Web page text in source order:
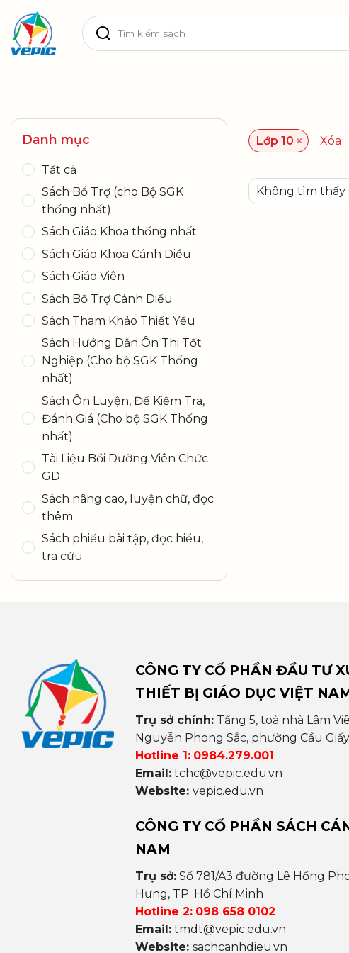
content
Tìm
kiếm:
Danh mục
Tất cả
Sách Bổ Trợ (cho Bộ SGK
thống nhất)
Sách Giáo Khoa thống nhất
Sách Giáo Khoa Cánh Diều
Sách Giáo Viên
Sách Bổ Trợ Cánh Diều
Sách Tham Khảo Thiết Yếu
Sách Hướng Dẫn Ôn Thi Tốt
Nghiệp (Cho bộ SGK Thống
nhất)
Sách Ôn Luyện, Đề Kiểm Tra,
Đánh Giá (Cho bộ SGK Thống
nhất)
Tài Liệu Bồi Dưỡng Viên Chức
GD
Sách nâng cao, luyện chữ, đọc
thêm
Sách phiếu bài tập, đọc hiểu,
tra cứu
Lớp 10 × Xóa
Không tìm thấy
CÔNG TY CỔ PHẦN ĐẦU TƯ
THIẾT BỊ GIÁO DỤC VIỆT
Trụ sở chính:Tầng 5, toà nhà Lâm
Nguyễn Phong Sắc, phường Cầu
Hotline 1: 0984.279.001
Email: tchc@vepic.edu.vn
Website: vepic.edu.vn
CÔNG TY CỔ PHẦN SÁCH
NAM
Trụ sở:Số 781/A3 đường Lê Hồng
Hưng, TP. Hồ Chí Minh
Hotline 2: 098 658 0102
Email: tmdt@vepic.edu.vn
Website: sachcanhdieu.vn